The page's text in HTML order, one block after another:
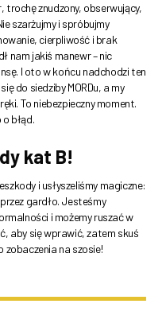
znudzony, obserwujący,
szarżujmy i spróbujmy
cierpliwość i brak
nam jakiś manewr – nic
I oto w końcu nadchodzi ten
do siedziby MORDu, a my
To niebezpieczny moment.
błąd.
kat B!
i usłyszeliśmy magiczne:
gardło. Jesteśmy
i możemy ruszać w
aby się wprawić, zatem skuś
zobaczenia na szosie!